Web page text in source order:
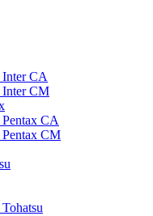
CA
Inter CM
CA
CM